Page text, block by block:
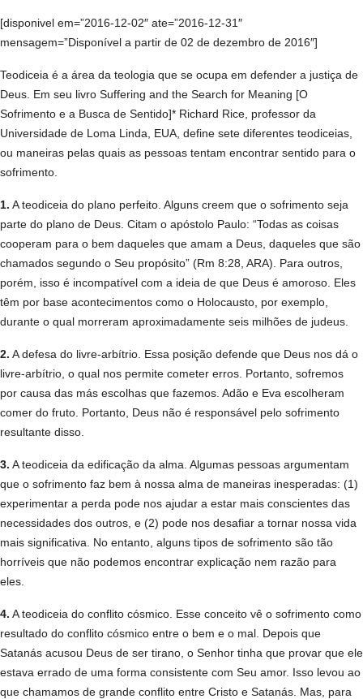
[disponivel em=”2016-12-02″ ate=”2016-12-31″
mensagem=”Disponível a partir de 02 de dezembro de 2016″]
Teodiceia é a área da teologia que se ocupa em defender a justiça de
Deus. Em seu livro Suffering and the Search for Meaning [O
Sofrimento e a Busca de Sentido]* Richard Rice, professor da
Universidade de Loma Linda, EUA, define sete diferentes teodiceias,
ou maneiras pelas quais as pessoas tentam encontrar sentido para o
sofrimento.
1. A teodiceia do plano perfeito. Alguns creem que o sofrimento seja
parte do plano de Deus. Citam o apóstolo Paulo: “Todas as coisas
cooperam para o bem daqueles que amam a Deus, daqueles que são
chamados segundo o Seu propósito” (Rm 8:28, ARA). Para outros,
porém, isso é incompatível com a ideia de que Deus é amoroso. Eles
têm por base acontecimentos como o Holocausto, por exemplo,
durante o qual morreram aproximadamente seis milhões de judeus.
2. A defesa do livre-arbítrio. Essa posição defende que Deus nos dá o
livre-­arbítrio, o qual nos permite cometer erros. Portanto, sofremos
por causa das más escolhas que fazemos. Adão e Eva escolheram
comer do fruto. Portanto, Deus não é responsável pelo sofrimento
resultante disso.
3. A teodiceia da edificação da alma. Algumas pessoas argumentam
que o sofrimento faz bem à nossa alma de maneiras inesperadas: (1)
experimentar a perda pode nos ajudar a estar mais conscientes das
necessidades dos outros, e (2) pode nos desafiar a tornar nossa vida
mais significativa. No entanto, alguns tipos de sofrimento são tão
horríveis que não podemos encontrar explicação nem razão para
eles.
4. A teodiceia do conflito cósmico. Esse conceito vê o sofrimento como
resultado do conflito cósmico entre o bem e o mal. Depois que
Satanás acusou Deus de ser tirano, o Senhor tinha que provar que ele
estava errado de uma forma consistente com Seu amor. Isso levou ao
que chamamos de grande conflito entre Cristo e Satanás. Mas, para